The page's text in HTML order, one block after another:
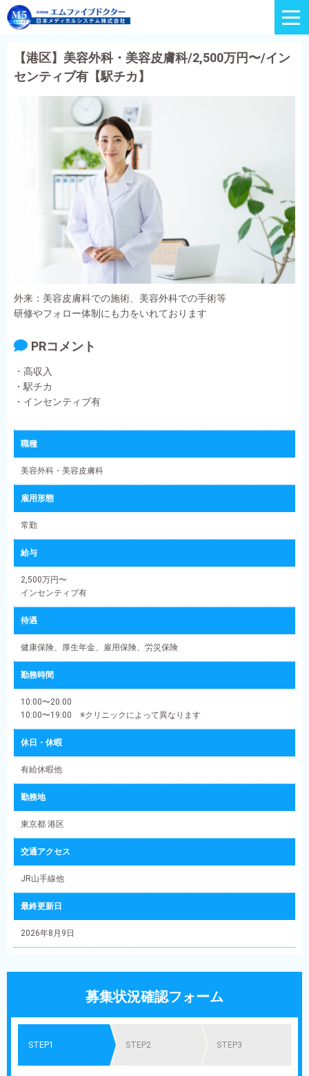
【港区】美容外科・美容皮膚科/2,500万円〜/イン
センティブ有【駅チカ】
外来：美容皮膚科での施術、美容外科での手術等
研修やフォロー体制にも力をいれております
PRコメント
・高収入
・駅チカ
・インセンティブ有
職種
美容外科・美容皮膚科
雇用形態
常勤
給与
2,500万円〜
インセンティブ有
待遇
健康保険、厚生年金、雇用保険、労災保険
勤務時間
10:00〜20:00
10:00〜19:00 ※クリニックによって異なります
休日・休暇
有給休暇他
勤務地
東京都 港区
交通アクセス
JR山手線他
最終更新日
2026年8月9日
募集状況確認フォーム
STEP1 STEP2 STEP3